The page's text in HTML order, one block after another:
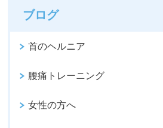
ブログ
首のヘルニア
腰痛トレーニング
女性の方へ